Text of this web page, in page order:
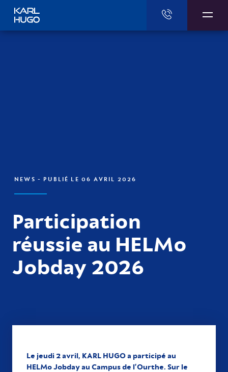
NEWS - PUBLIÉ LE 06 AVRIL 2026
Participation
réussie au HELMo
Jobday 2026
Le jeudi 2 avril, KARL HUGO a participé au
HELMo Jobday au Campus de l’Ourthe. Sur le
Karl Hugo